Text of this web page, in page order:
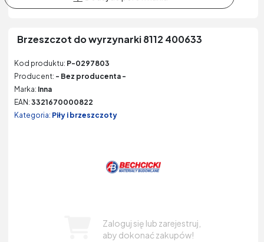
Brzeszczot do wyrzynarki 8112 400633
Kod produktu: P-0297803
Producent: - Bez producenta -
Marka: Inna
EAN: 3321670000822
Kategoria: Piły i brzeszczoty
Zaloguj się lub zarejestruj,
aby dokonać zakupów!